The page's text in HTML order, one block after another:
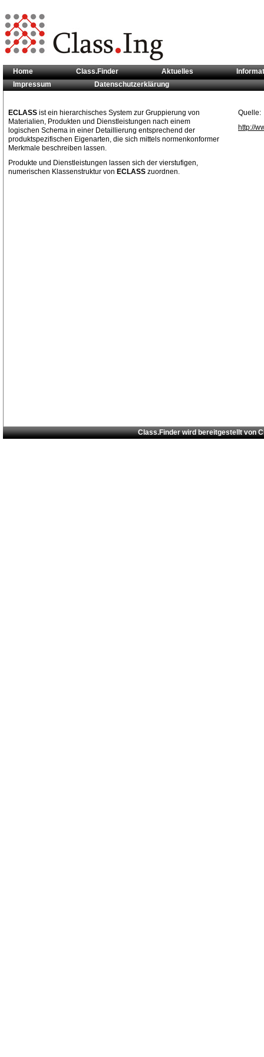
Sie sind hier:Klassifikationsstandards>> ECLASS
Home Class.Finder Aktuelles
Impressum
Datenschutzerklärung
ECLASS ist ein hierarchisches System zur Gruppierung von
Materialien, Produkten und Dienstleistungen nach einem
logischen Schema in einer Detaillierung entsprechend der
produktspezifischen Eigenarten, die sich mittels normenkonformer
Merkmale beschreiben lassen.
Produkte und Dienstleistungen lassen sich der vierstufigen,
numerischen Klassenstruktur von ECLASS zuordnen.
Quelle:
http://
Class.Finder wird bereitgestellt von